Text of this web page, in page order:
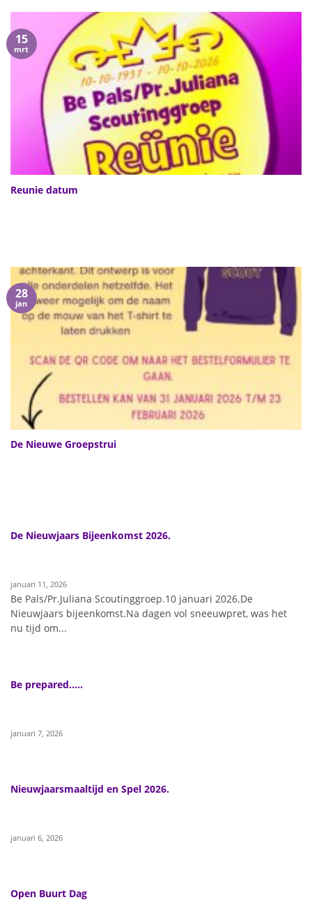
Reunie datum
15
mrt
De Nieuwe Groepstrui
28
jan
De Nieuwjaars Bijeenkomst 2026.
januari 11, 2026
Be Pals/Pr.Juliana Scoutinggroep.10 januari 2026.De
Nieuwjaars bijeenkomst.Na dagen vol sneeuwpret, was het
nu tijd om...
Be prepared…..
januari 7, 2026
Nieuwjaarsmaaltijd en Spel 2026.
januari 6, 2026
Open Buurt Dag